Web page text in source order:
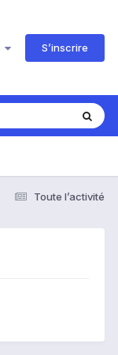
S’inscrire
Toute l’activité